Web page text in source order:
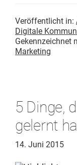
Veröffentlicht in:
Digitale
Gekennzeichnet
Marketing
5 Dinge,
gelernt
14. Juni 2015